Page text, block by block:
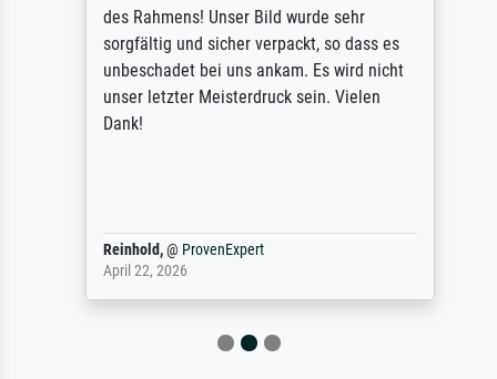
des Rahmens! Unser Bild wurde sehr
sorgfältig und sicher verpackt, so dass es
unbeschadet bei uns ankam. Es wird nicht
unser letzter Meisterdruck sein. Vielen
Dank!
Reinhold, @ProvenExpert
April 22, 2026